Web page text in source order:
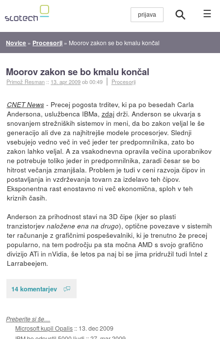
☰
Novice » Procesorji » Moorov zakon se bo kmalu končal
Moorov zakon se bo kmalu končal
Primož Resman :: 13. apr 2009ob 00:49 Procesorji
CNET News- Precej pogosta trditev, ki pa po besedah Carla
Andersona, uslužbenca IBMa, zdajdrži. Anderson se ukvarja s
snovanjem strežniških sistemov in meni, da bo zakon veljal le še
generacijo ali dve za najhitrejše modele procesorjev. Slednji
vsebujejo vedno več in več jeder ter predpomnilnika, zato bo
zakon lahko veljal. A za vsakodnevna opravila večina uporabnikov
ne potrebuje toliko jeder in predpomnilnika, zaradi česar se bo
hitrost večanja zmanjšala. Problem je tudi v ceni razvoja čipov in
postavljanja in vzdrževanja tovarn za izdelavo teh čipov.
Eksponentna rast enostavno ni več ekonomična, sploh v teh
kriznih časih.
Anderson za prihodnost stavi na 3D čipe (kjer so plasti
tranzistorjev naložene ena na drugo), optične povezave v sistemih
ter računanje z grafičnimi pospeševalniki, ki je trenutno že precej
popularno, na tem področju pa sta močna AMD s svojo grafično
divizijo ATi in nVidia, še letos pa naj bi se jima pridružil tudi Intel z
Larrabeejem.
14 komentarjev
Preberite si še…
Microsoft kupil Opalis :: 13. dec 2009